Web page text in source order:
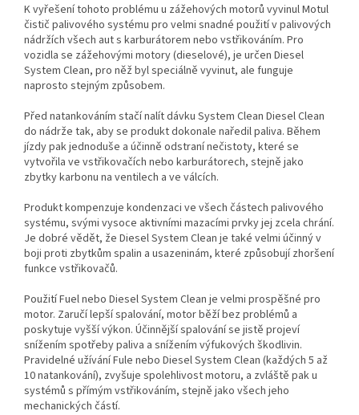
K vyřešení tohoto problému u zážehových motorů vyvinul Motul
čistič palivového systému pro velmi snadné použití v palivových
nádržích všech aut s karburátorem nebo vstřikováním. Pro
vozidla se zážehovými motory (dieselové), je určen Diesel
System Clean, pro něž byl speciálně vyvinut, ale funguje
naprosto stejným způsobem.
Před natankováním stačí nalít dávku System Clean Diesel Clean
do nádrže tak, aby se produkt dokonale naředil paliva. Během
jízdy pak jednoduše a účinně odstraní nečistoty, které se
vytvořila ve vstřikovačích nebo karburátorech, stejně jako
zbytky karbonu na ventilech a ve válcích.
Produkt kompenzuje kondenzaci ve všech částech palivového
systému, svými vysoce aktivními mazacími prvky jej zcela chrání.
Je dobré vědět, že Diesel System Clean je také velmi účinný v
boji proti zbytkům spalin a usazeninám, které způsobují zhoršení
funkce vstřikovačů.
Použití Fuel nebo Diesel System Clean je velmi prospěšné pro
motor. Zaručí lepší spalování, motor běží bez problémů a
poskytuje vyšší výkon. Účinnější spalování se jistě projeví
snížením spotřeby paliva a snížením výfukových škodlivin.
Pravidelné užívání Fule nebo Diesel System Clean (každých 5 až
10 natankování), zvyšuje spolehlivost motoru, a zvláště pak u
systémů s přímým vstřikováním, stejně jako všech jeho
mechanických částí.